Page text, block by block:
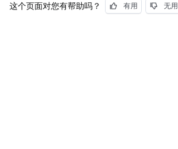
这个页面对您有帮助吗？
有用 无用